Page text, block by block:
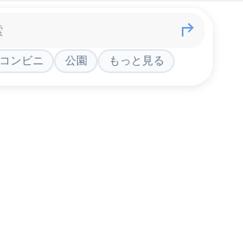
コンビニ 公園 もっと見る